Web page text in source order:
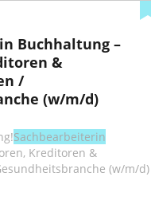
in Buchhaltung –
&
/
(w/m/d)
Sachbearbeiterin
Kreditoren &
(w/m/d)